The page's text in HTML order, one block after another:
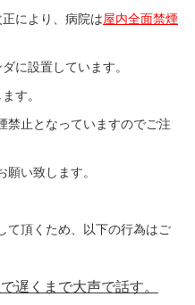
により、病院は屋内全面禁煙
に設置しています。
す。
禁止となっていますのでご注
い致します。
て頂くため、以下の行為はご
遅くまで大声で話す。